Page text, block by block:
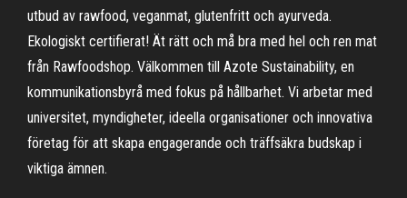
utbud av rawfood, veganmat, glutenfritt och ayurveda.
Ekologiskt certifierat! Ät rätt och må bra med hel och ren mat
från Rawfoodshop. Välkommen till Azote Sustainability, en
kommunikationsbyrå med fokus på hållbarhet. Vi arbetar med
universitet, myndigheter, ideella organisationer och innovativa
företag för att skapa engagerande och träffsäkra budskap i
viktiga ämnen.